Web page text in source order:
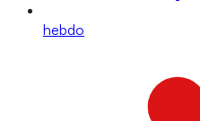
hebdo